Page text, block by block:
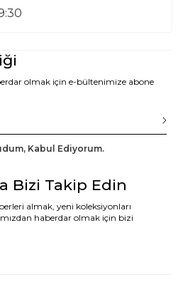
olmak için e-bültenimize abone
Kabul Ediyorum.
Bizi Takip Edin
almak, yeni koleksiyonları
haberdar olmak için bizi